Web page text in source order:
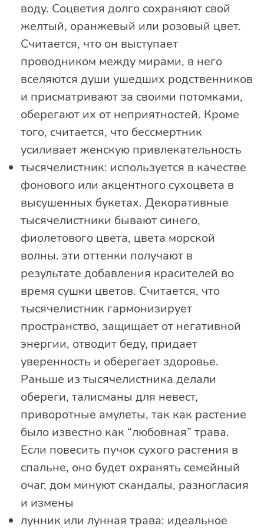
воду. Соцветия долго сохраняют свой
желтый, оранжевый или розовый цвет.
Считается, что он выступает
проводником между мирами, в него
вселяются души ушедших родственников
и присматривают за своими потомками,
оберегают их от неприятностей. Кроме
того, считается, что бессмертник
усиливает женскую привлекательность
тысячелистник: используется в качестве
фонового или акцентного сухоцвета в
высушенных букетах. Декоративные
тысячелистники бывают синего,
фиолетового цвета, цвета морской
волны. эти оттенки получают в
результате добавления красителей во
время сушки цветов. Считается, что
тысячелистник гармонизирует
пространство, защищает от негативной
энергии, отводит беду, придает
уверенность и оберегает здоровье.
Раньше из тысячелистника делали
обереги, талисманы для невест,
приворотные амулеты, так как растение
было известно как “любовная” трава.
Если повесить пучок сухого растения в
спальне, оно будет охранять семейный
очаг, дом минуют скандалы, разногласия
и измены
лунник или лунная трава: идеальное